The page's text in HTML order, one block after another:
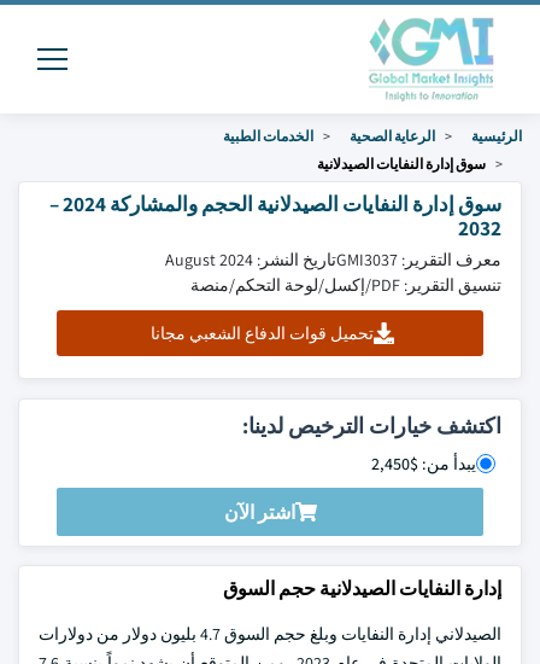
الرئيسية الرعاية الصحية
الخدمات الطبية
سوق إدارة النفايات الصيدلانية
سوق إدارة النفايات الصيدلانية الحجم والمشاركة 2024 –
2032
معرف التقرير: GMI3037
تاريخ النشر: August 2024
تنسيق التقرير: PDF/إكسل/لوحة التحكم/منصة
تحميل قوات الدفاع الشعبي مجانا
اكتشف خيارات الترخيص لدينا:
يبدأ من: $2,450
اشتر الآن
إدارة النفايات الصيدلانية حجم السوق
الصيدلاني إدارة النفايات وبلغ حجم السوق 4.7 بليون دولار من دولارات